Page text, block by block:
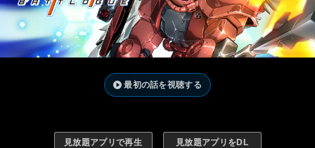
最初の話を視聴する
見放題アプリで再生 見放題アプリをDL